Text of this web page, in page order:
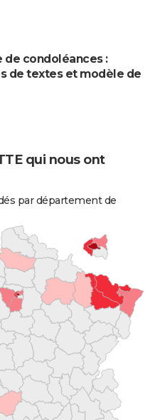
de condoléances :
de textes et modèle de
qui nous ont
par département de